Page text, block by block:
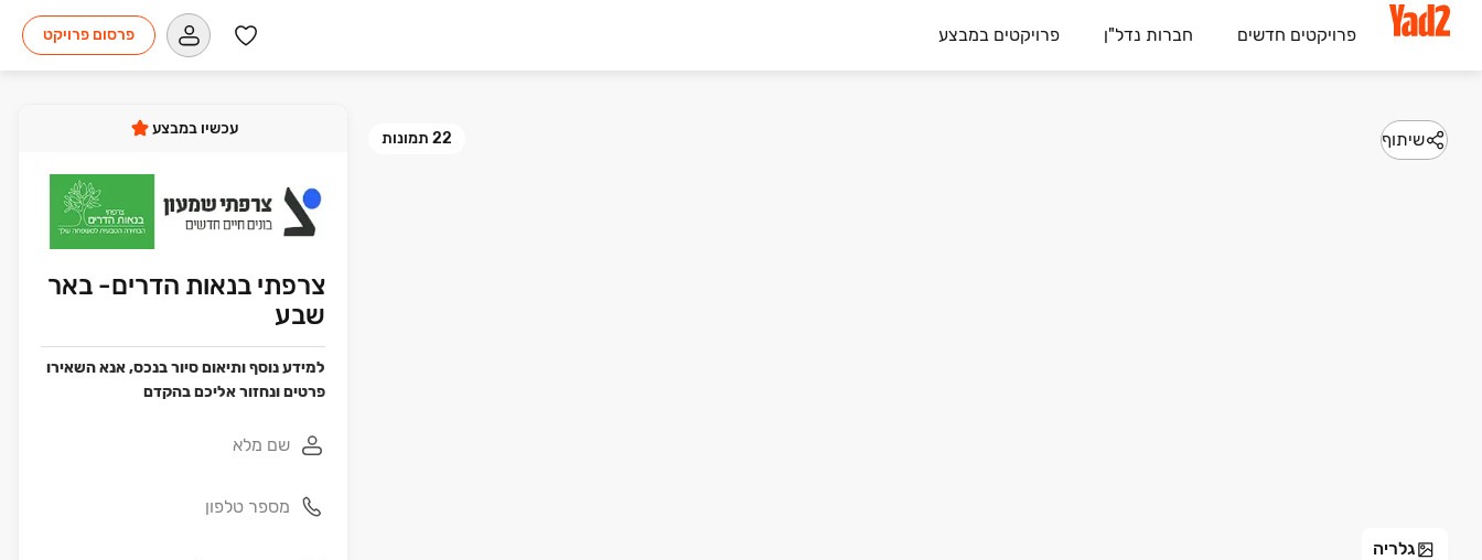
פרויקטים חדשים חברות נדל"ן פרויקטים במבצע פרסום פרויקט
22 תמונות שיתוף
גלריה
עכשיו במבצע
צרפתי בנאות הדרים- באר
שבע
למידע נוסף ותיאום סיור בנכס, אנא השאירו
פרטים ונחזור אליכם בהקדם